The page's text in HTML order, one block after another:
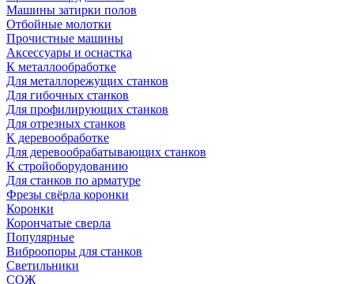
Машины затирки полов
Отбойные молотки
Прочистные машины
Аксeccyapы и оснастка
К металлообработке
Для металлорежущих станков
Для гибочных станков
Для профилирующих станков
Для отрезных станков
К деревообработке
Для деревообрабатывающих станков
К стройоборудованию
Для станков по арматуре
Фрезы свёрла коронки
Коронки
Корончатые сверла
Популярные
Виброопоры для станков
Светильники
СОЖ